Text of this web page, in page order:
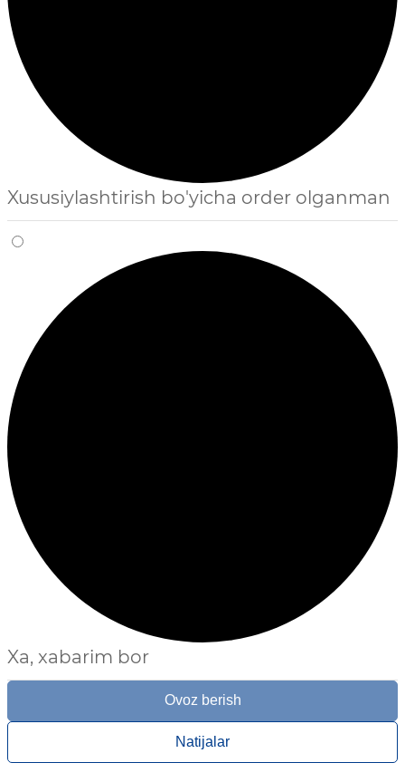
Xususiylashtirish bo'yicha order olganman
Xa, xabarim bor
Ovoz berish
Natijalar